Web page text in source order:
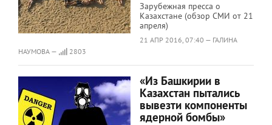
Зарубежная пресса о
Казахстане (обзор СМИ от 21
апреля)
21 АПР 2016, 07:40 — ГАЛИНА
НАУМОВА —
2803
«Из Башкирии в
Казахстан пытались
вывезти компоненты
ядерной бомбы»